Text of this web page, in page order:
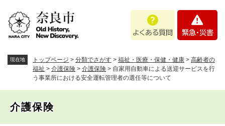
。
あ
問
・
現在地 トップページ > 分類でさがす > 福祉・医療・保健・健康 > 高齢者の
福祉 > 介護保険 > 介護保険 > 自家用自動車による送迎サービスを行
う事業所における安全運転管理者の選任等について
介護保険